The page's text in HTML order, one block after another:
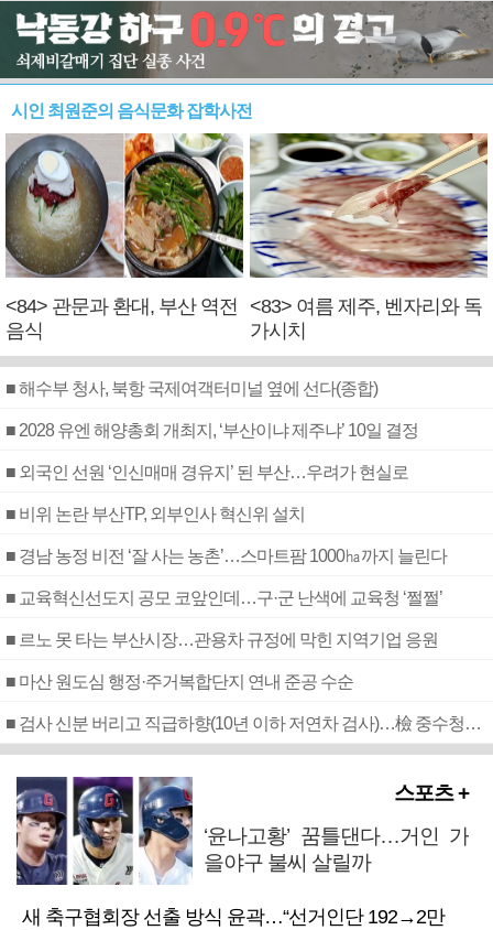
시인 최원준의 음식문화 잡학사전
<84> 관문과 환대, 부산 역전
음식
<83> 여름 제주, 벤자리와 독
가시치
■ 해수부 청사, 북항 국제여객터미널 옆에 선다(종합)
■ 2028 유엔 해양총회 개최지, ‘부산이냐 제주냐’ 10일 결정
■ 외국인 선원 ‘인신매매 경유지’ 된 부산…우려가 현실로
■ 비위 논란 부산TP, 외부인사 혁신위 설치
■ 경남 농정 비전 ‘잘 사는 농촌’…스마트팜 1000㏊까지 늘린다
■ 교육혁신선도지 공모 코앞인데…구·군 난색에 교육청 ‘쩔쩔’
■ 르노 못 타는 부산시장…관용차 규정에 막힌 지역기업 응원
■ 마산 원도심 행정·주거복합단지 연내 준공 수순
■ 검사 신분 버리고 직급하향(10년 이하 저연차 검사)…檢 중수청행 기피
스포츠 +
‘윤나고황’ 꿈틀댄다…거인 가
을야구 불씨 살릴까
새 축구협회장 선출 방식 윤곽…“선거인단 192→2만